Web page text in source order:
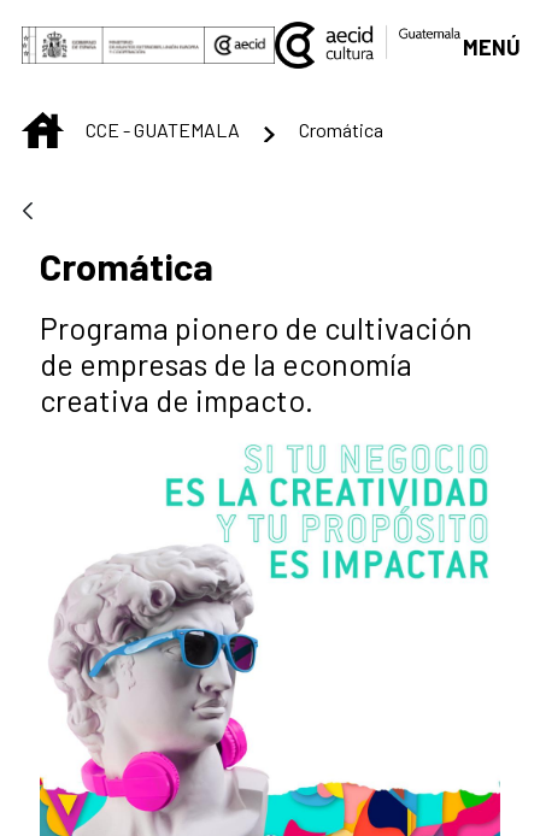
Saltar al contenido principal
MENÚ
INICIOCCE - GUATEMALA Cromática
Cromática
Programa pionero de cultivación
de empresas de la economía
creativa de impacto.